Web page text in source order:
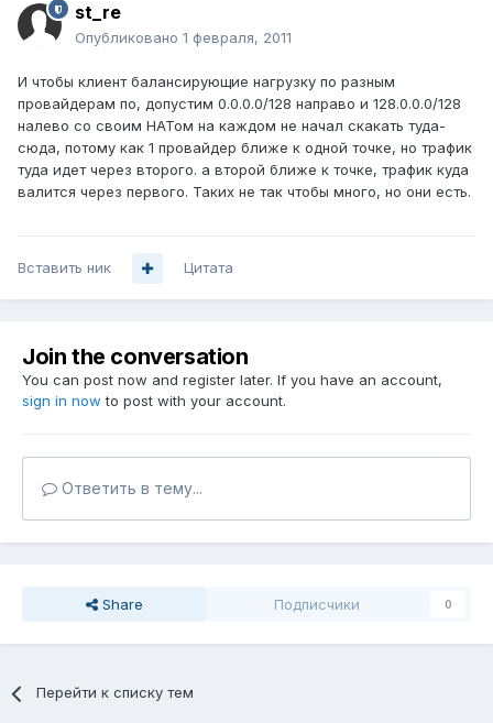
st_re
Опубликовано 1 февраля, 2011
И чтобы клиент балансирующие нагрузку по разным
провайдерам по, допустим 0.0.0.0/128 направо и 128.0.0.0/128
налево со своим НАТом на каждом не начал скакать туда-
сюда, потому как 1 провайдер ближе к одной точке, но трафик
туда идет через второго. а второй ближе к точке, трафик куда
валится через первого. Таких не так чтобы много, но они есть.
Вставить ник Цитата
Join the conversation
You can post now and register later. If you have an account,
sign in now to post with your account.
Ответить в тему...
Share Подписчики 0
Перейти к списку тем